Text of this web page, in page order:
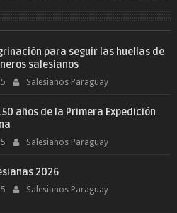
para seguir las huellas de
salesianos
Salesianos Paraguay
años de la Primera Expedición
Salesianos Paraguay
2026
Salesianos Paraguay